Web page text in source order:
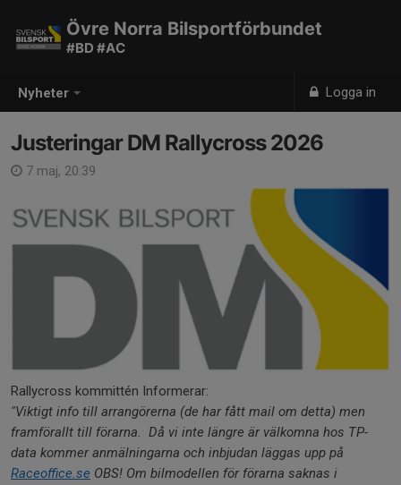
Nyheter Logga in
Övre Norra Bilsportförbundet
#BD #AC
Justeringar DM Rallycross 2026
7 maj, 20:39
Rallycross kommittén Informerar:
"Viktigt info till arrangörerna (de har fått mail om detta) men
framförallt till förarna. Då vi inte längre är välkomna hos TP-
data kommer anmälningarna och inbjudan läggas upp på
Raceoffice.se OBS! Om bilmodellen för förarna saknas i